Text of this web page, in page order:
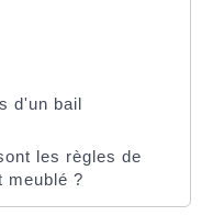
d'un bail
les règles de
meublé ?